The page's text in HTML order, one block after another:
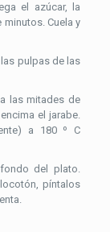
el azúcar, la
minutos. Cuela y
pulpas de las
las mitades de
el jarabe.
a 180 º C
del plato.
píntalos